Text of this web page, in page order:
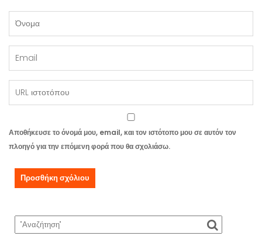
Αποθήκευσε το όνομά μου, email, και τον ιστότοπο μου σε αυτόν τον
πλοηγό για την επόμενη φορά που θα σχολιάσω.